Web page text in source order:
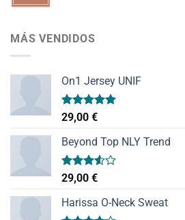
MÁS VENDIDOS
On1 Jersey UNIF
Valorado
con
de 5
29,00 €
Beyond Top NLY Trend
Valorado
con
3.50de
5
29,00 €
Harissa O-Neck Sweat